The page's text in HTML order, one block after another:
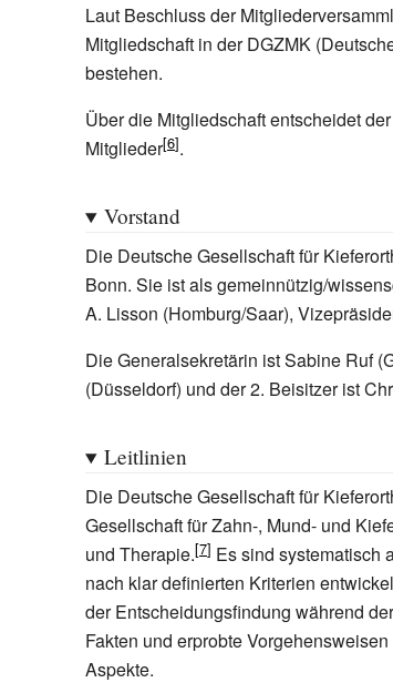
Laut Beschluss der
Mitgliedschaft in der DGZMK
bestehen.
Über die Mitgliedschaft entscheidet
Mitglieder
.
Vorstand
Die Deutsche Gesellschaft für
Bonn. Sie ist als gemeinnützig/
A. Lisson (Homburg/Saar),
Die Generalsekretärin ist Sabine Ruf
(Düsseldorf) und der 2. Beisitzer ist
Leitlinien
Die Deutsche Gesellschaft für
Gesellschaft für Zahn-, Mund- und
und Therapie.
Es sind systematisch
nach klar definierten Kriterien
der Entscheidungsfindung während
Fakten und erprobte
Aspekte.